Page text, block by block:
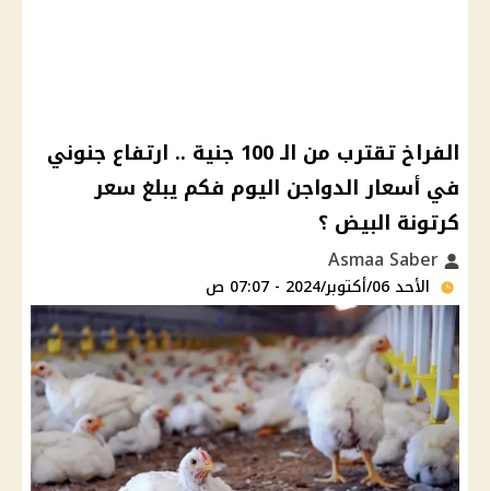
الفراخ تقترب من الـ 100 جنية .. ارتفاع جنوني
في أسعار الدواجن اليوم فكم يبلغ سعر
كرتونة البيض ؟
الأحد 06/أكتوبر/2024 - 07:07 ص